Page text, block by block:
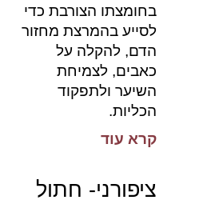
בחומצתו הצורבת כדי
לסייע בהמרצת מחזור
הדם, להקלה על
כאבים, לצמיחת
השיער ולתפקוד
הכליות.
קרא עוד
ציפורני- חתול